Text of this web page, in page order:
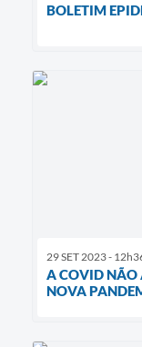
BOLETIM
29 SET 2023 -
A COVID NÃO
NOVA